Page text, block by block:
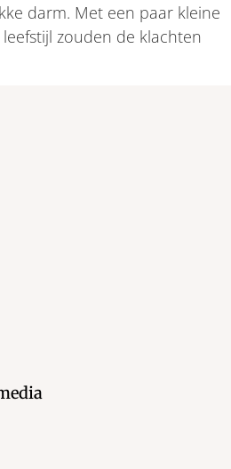
darm. Met een paar kleine
zouden de klachten